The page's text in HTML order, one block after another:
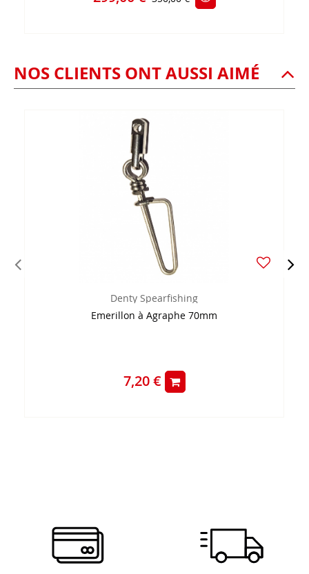
NOS CLIENTS ONT AUSSI AIMÉ
Denty Spearfishing
Emerillon à Agraphe 70mm
7,20 €